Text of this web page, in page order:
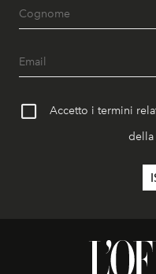
Accetto i termini
della